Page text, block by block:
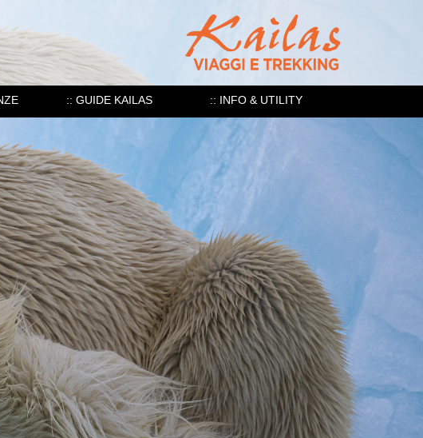
:: GUIDE KAILAS :: INFO & UTILITY